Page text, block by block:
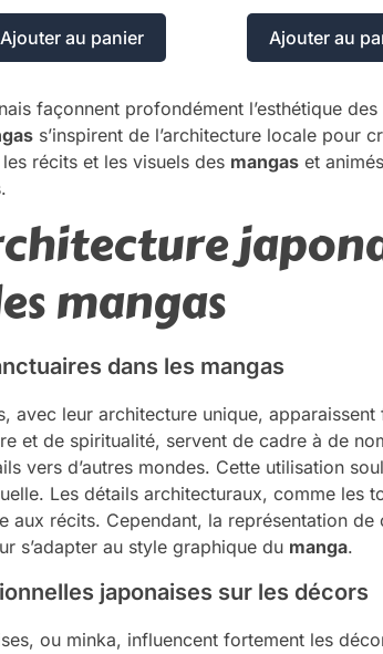
Ajouter au panier Ajouter au
façonnent profondément l’esthétique des
s’inspirent de l’architecture locale pour
récits et les visuels des mangaset
mangas
dans les mangas
avec leur architecture unique,
et de spiritualité, servent de cadre à de
vers d’autres mondes. Cette utilisation
Les détails architecturaux, comme les
aux récits. Cependant, la représentation
s’adapter au style graphique du manga.
japonaises sur les décors
ou minka, influencent fortement les